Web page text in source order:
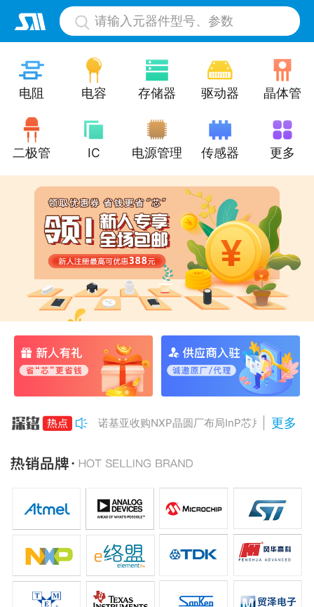
请输入元器件型号、参数
电阻 电容 存储器 驱动器 晶体管
二极管 IC 电源管理 传感器 更多
诺基亚收购NXP晶圆厂布局InP芯片
Anthropic组建AI芯片团队
AMD二季度营收增50%，数据中心业务将翻倍
更多